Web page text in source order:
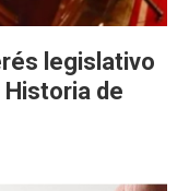
legislativo
de